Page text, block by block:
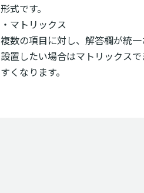
形式です。
・マトリックス
複数の項目に対し、解答欄が統
設置したい場合はマトリックス
すくなります。